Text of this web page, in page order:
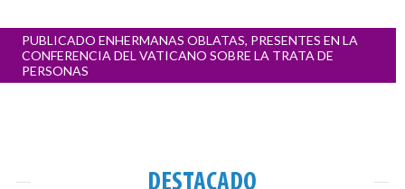
Navegación
entradas
PUBLICADO ENHERMANAS OBLATAS, PRESENTES EN LA
CONFERENCIA DEL VATICANO SOBRE LA TRATA DE
PERSONAS
DESTACADO